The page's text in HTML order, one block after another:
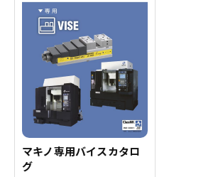
マキノ専用バイスカタロ
グ